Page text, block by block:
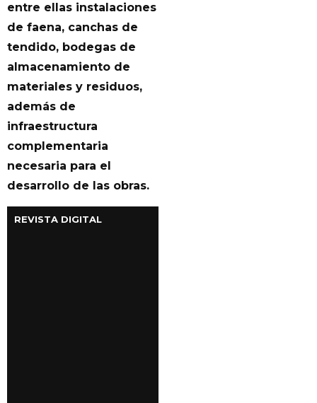
entre ellas instalaciones
de faena, canchas de
tendido, bodegas de
almacenamiento de
materiales y residuos,
además de
infraestructura
complementaria
necesaria para el
desarrollo de las obras.
REVISTA DIGITAL